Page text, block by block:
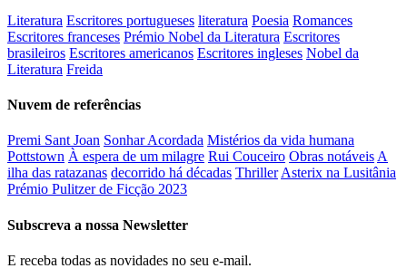
Literatura Escritores portugueses literatura Poesia Romances
Escritores franceses Prémio Nobel da Literatura Escritores
brasileiros Escritores americanos Escritores ingleses Nobel da
Literatura Freida
Nuvem de referências
Premi Sant Joan Sonhar Acordada Mistérios da vida humana
Pottstown À espera de um milagre Rui Couceiro Obras notáveis A
ilha das ratazanas decorrido há décadas Thriller Asterix na Lusitânia
Prémio Pulitzer de Ficção 2023
Subscreva a nossa Newsletter
E receba todas as novidades no seu e-mail.